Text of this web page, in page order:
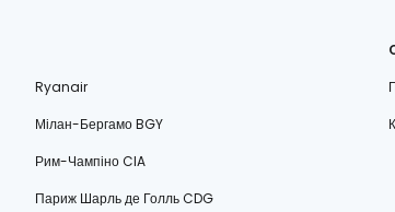
Ryanair
Мілан-Бергамо BGY
Рим-Чампіно CIA
Париж Шарль де Голль CDG